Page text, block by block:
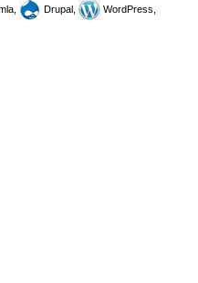
Drupal,
WordPress,